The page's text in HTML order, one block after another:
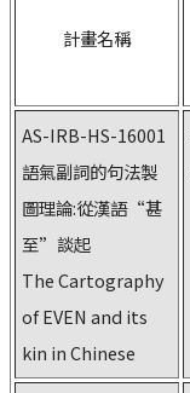
計畫名稱
AS-IRB-HS-16001
語氣副詞的句法製
圖理論:從漢語“甚
至”談起
The Cartography
of EVEN and its
kin in Chinese